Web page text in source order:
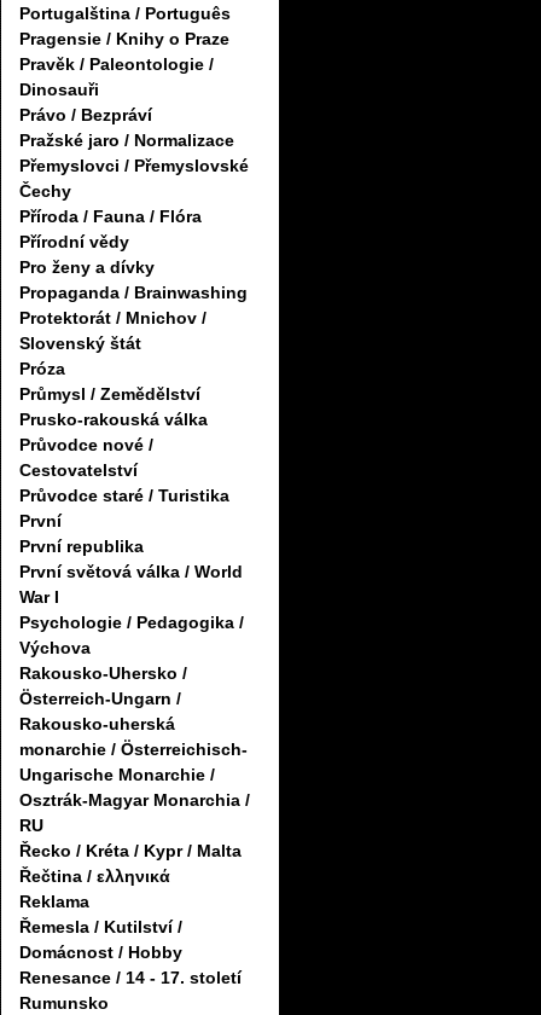
Portugalština / Português
Pragensie / Knihy o Praze
Pravěk / Paleontologie /
Dinosauři
Právo / Bezpráví
Pražské jaro / Normalizace
Přemyslovci / Přemyslovské
Čechy
Příroda / Fauna / Flóra
Přírodní vědy
Pro ženy a dívky
Propaganda / Brainwashing
Protektorát / Mnichov /
Slovenský štát
Próza
Průmysl / Zemědělství
Prusko-rakouská válka
Průvodce nové /
Cestovatelství
Průvodce staré / Turistika
První
První republika
První světová válka / World
War I
Psychologie / Pedagogika /
Výchova
Rakousko-Uhersko /
Österreich-Ungarn /
Rakousko-uherská
monarchie / Österreichisch-
Ungarische Monarchie /
Osztrák-Magyar Monarchia /
RU
Řecko / Kréta / Kypr / Malta
Řečtina / ελληνικά
Reklama
Řemesla / Kutilství /
Domácnost / Hobby
Renesance / 14 - 17. století
Rumunsko